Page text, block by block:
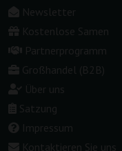
Newsletter
Kostenlose Samen
Partnerprogramm
Großhandel (B2B)
Über uns
Satzung
Impressum
Kontaktieren Sie uns